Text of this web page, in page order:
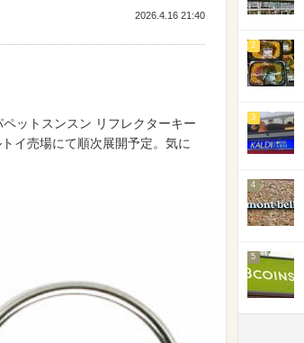
2026.4.16 21:40
ットスンスン リフレクターキー
イ売場にて順次展開予定。気に
2
3
4
5